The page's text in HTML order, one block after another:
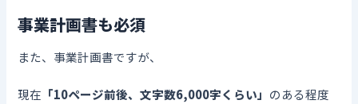
事業計画書も必須
また、事業計画書ですが、
現在 「10ページ前後、文字数6,000字くらい」 のある程度